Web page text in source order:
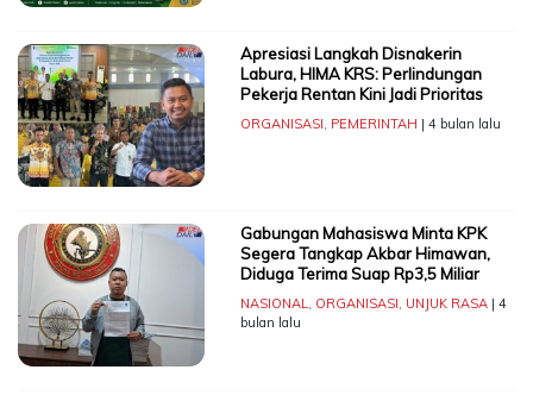
Apresiasi Langkah Disnakerin
Labura, HIMA KRS: Perlindungan
Pekerja Rentan Kini Jadi Prioritas
ORGANISASI, PEMERINTAH | 4 bulan lalu
Gabungan Mahasiswa Minta KPK
Segera Tangkap Akbar Himawan,
Diduga Terima Suap Rp3,5 Miliar
NASIONAL, ORGANISASI, UNJUK RASA| 4
bulan lalu